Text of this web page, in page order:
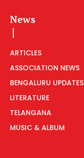
News
ARTICLES
ASSOCIATION NEWS
BENGALURU UPDATES
LITERATURE
TELANGANA
MUSIC & ALBUM